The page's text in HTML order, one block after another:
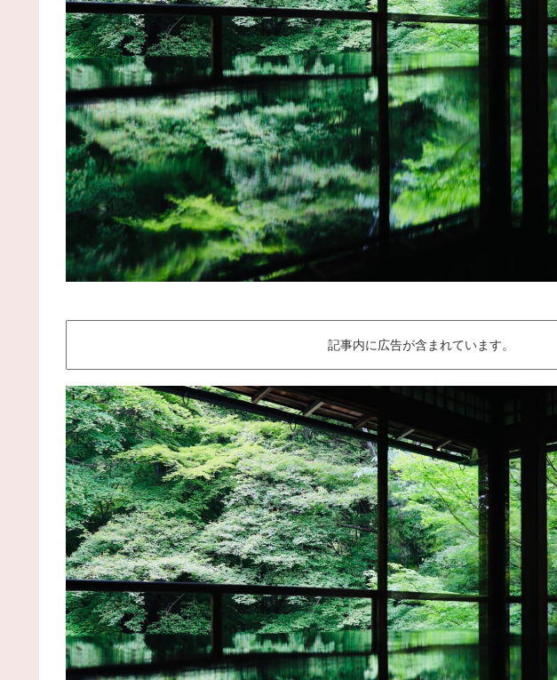
記事内に広告が含まれています。